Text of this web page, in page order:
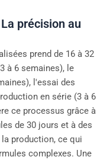
précision au
prend de 16 à 32
à 6 semaines), le
l'essai des
en série (3 à 6
ce processus grâce à
de 30 jours et à des
production, ce qui
complexes. Une